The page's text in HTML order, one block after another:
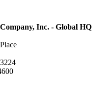
Inc. - Global HQ